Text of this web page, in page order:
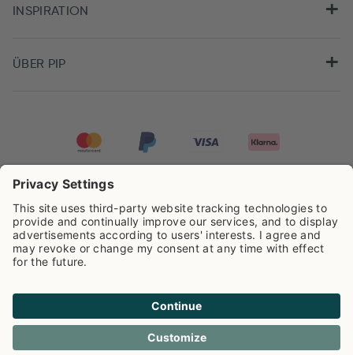
INSPIRATION
ÜBER PIP
auf der Grundlage von8.955Rezensionen ausgezeichnet.
Cookie info Datenschutzerklarüng
Impressum
Versandkosten